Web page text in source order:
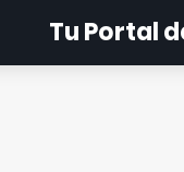
Tu Portal